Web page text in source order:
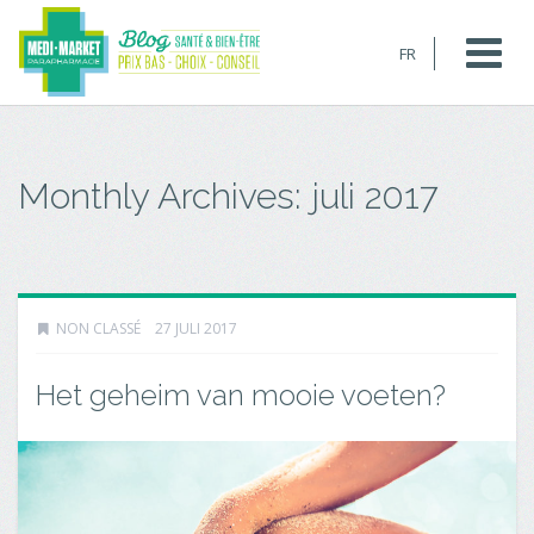
FR
Monthly Archives: juli 2017
NON CLASSÉ 27 JULI 2017
Het geheim van mooie voeten?